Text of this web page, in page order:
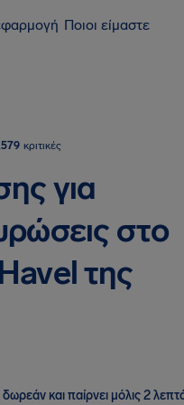
Ποιοι είμαστε
κριτικές
για
στο
της
δωρεάν και παίρνει μόλις 2